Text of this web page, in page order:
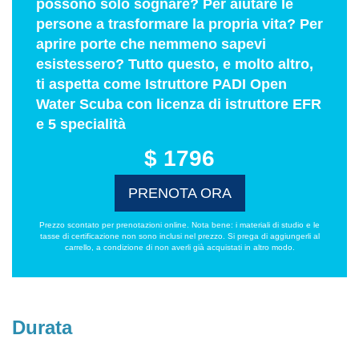
possono solo sognare? Per aiutare le
persone a trasformare la propria vita? Per
aprire porte che nemmeno sapevi
esistessero? Tutto questo, e molto altro,
ti aspetta come Istruttore PADI Open
Water Scuba con licenza di istruttore EFR
e 5 specialità
$ 1796
PRENOTA ORA
Prezzo scontato per prenotazioni online. Nota bene: i materiali di studio e le
tasse di certificazione non sono inclusi nel prezzo. Si prega di aggiungerli al
carrello, a condizione di non averli già acquistati in altro modo.
Durata